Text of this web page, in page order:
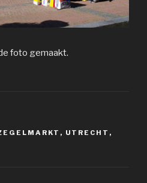
foto gemaakt.
, UTRECHT ,